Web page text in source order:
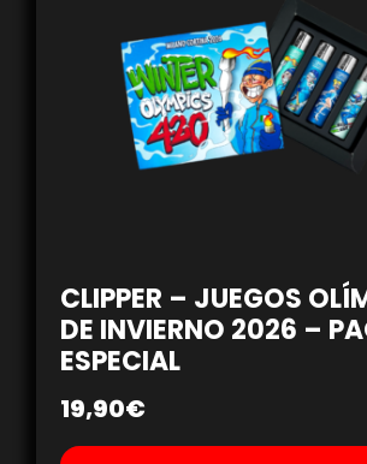
CLIPPER – JUEGOS
DE INVIERNO 2026 –
ESPECIAL
19,90€